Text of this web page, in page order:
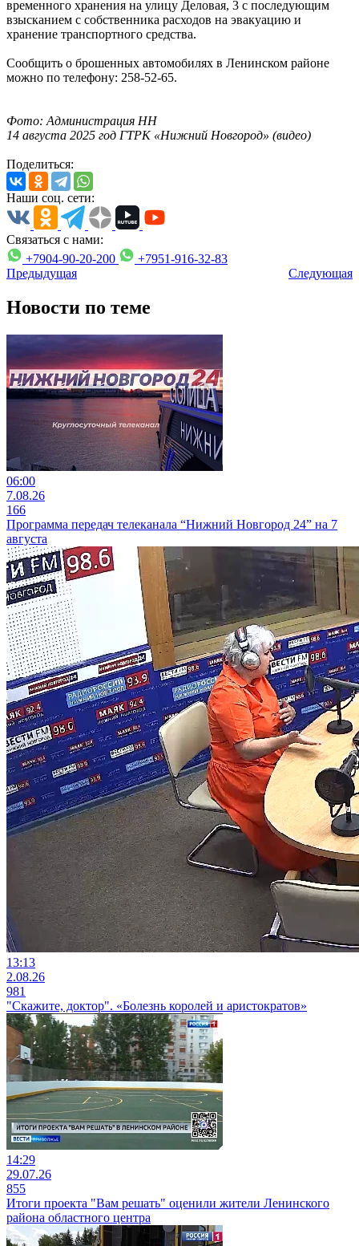
временного хранения на улицу Деловая, 3 с последующим
взысканием с собственника расходов на эвакуацию и
хранение транспортного средства.
Сообщить о брошенных автомобилях в Ленинском районе
можно по телефону: 258-52-65.
Фото: Администрация НН
14 августа 2025 год ГТРК «Нижний Новгород» (видео)
Поделиться:
Наши соц. сети:
Связаться с нами:
+7904-90-20-200
+7951-916-32-83
Предыдущая
Следующая
Новости по теме
06:00
7.08.26
166
Программа передач телеканала “Нижний Новгород 24” на 7
августа
13:13
2.08.26
981
"Скажите, доктор". «Болезнь королей и аристократов»
14:29
29.07.26
855
Итоги проекта "Вам решать" оценили жители Ленинского
района областного центра